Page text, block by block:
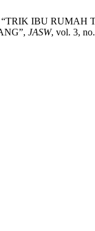
“TRIK IBU
JASW, vol. 3,